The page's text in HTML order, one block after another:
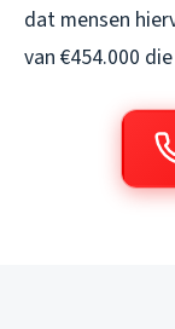
dat mensen
van €454.000